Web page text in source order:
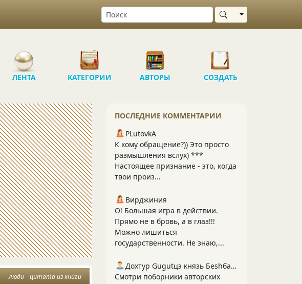
Выбрать область
ЛЕНТА КАТЕГОРИИ АВТОРЫ СОЗДАТЬ
люди цитата из книги
ПОСЛЕДНИЕ КОММЕНТАРИИ
PLutоvkА
К кому обращение?)) Это просто
размышления вслух) ***
Настоящее признание - это, когда
твои произ...
Вирджиния
О! Большая игра в действии.
Прямо не в бровь, а в глаз!!!
Можно лишиться
государственности. Не знаю,...
Дохтур Gugutцэ князь Беshбармакоff
Смотри поборники авторских